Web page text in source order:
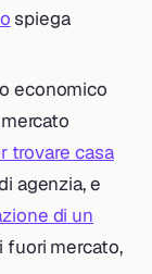
spiega
economico
trovare casa
agenzia, e
di un
fuori mercato,